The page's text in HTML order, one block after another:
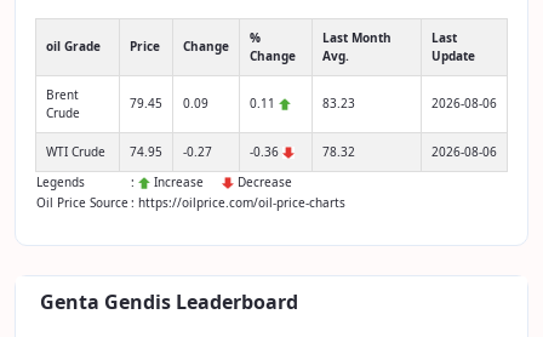
oil Grade Price Change
%
Change
Last Month
Avg.
Last
Update
Brent
Crude
79.45 0.09 0.11 83.23 2026-08-06
WTI Crude 74.95 -0.27 -0.36 78.32
2026-08-06
Legends
: Increase
Decrease
Oil Price Source : https://oilprice.com/oil-price-charts
Genta Gendis Leaderboard